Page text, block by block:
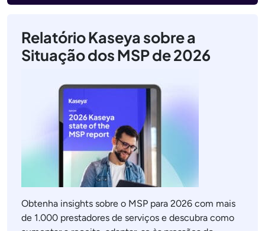
Relatório Kaseya sobre a
Situação dos MSP de 2026
Obtenha insights sobre o MSP para 2026 com mais
de 1.000 prestadores de serviços e descubra como